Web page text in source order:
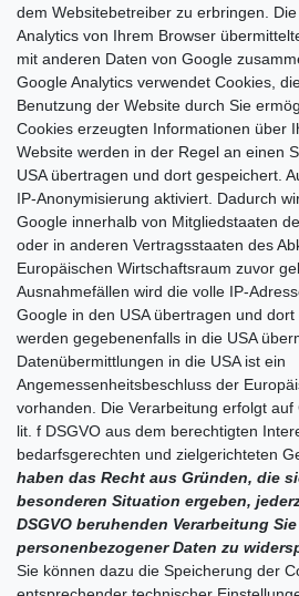
dem Websitebetreiber zu erbringen.
Analytics von Ihrem Browser
mit anderen Daten von Google
Google Analytics verwendet Cookies,
Benutzung der Website durch Sie
Cookies erzeugten Informationen über
Website werden in der Regel an einen
USA übertragen und dort gespeichert.
IP-Anonymisierung aktiviert. Dadurch
Google innerhalb von Mitgliedstaaten
oder in anderen Vertragsstaaten des
Europäischen Wirtschaftsraum zuvor
Ausnahmefällen wird die volle IP-
Google in den USA übertragen und
werden gegebenenfalls in die USA
Datenübermittlungen in die USA ist ein
Angemessenheitsbeschluss der
vorhanden. Die Verarbeitung erfolgt
lit. f DSGVO aus dem berechtigten
bedarfsgerechten und zielgerichteten
haben das Recht aus Gründen, die
besonderen Situation ergeben,
DSGVO beruhenden Verarbeitung
personenbezogener Daten zu
Sie können dazu die Speicherung der